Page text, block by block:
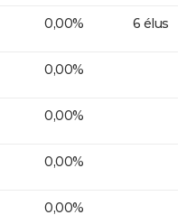
0,00% 6 élus
0,00%
0,00%
0,00%
0,00%